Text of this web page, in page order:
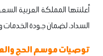
أعلنتها المملكة العربية
السداد، لضمان جودة
توصيات موسم الحج